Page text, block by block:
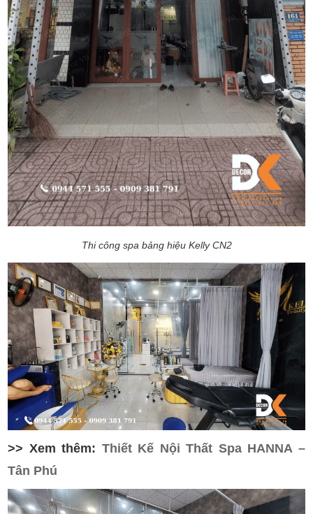
Thi công spa bảng hiệu Kelly CN2
>> Xem thêm: Thiết Kế Nội Thất Spa HANNA –
Tân Phú